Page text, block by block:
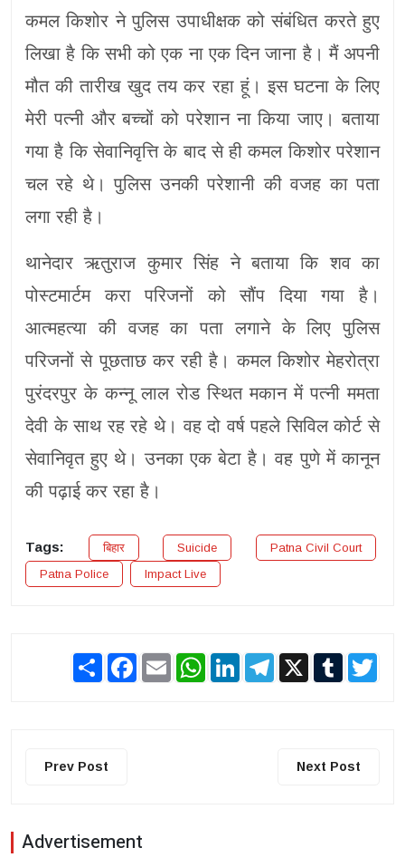
कमल किशोर ने पुलिस उपाधीक्षक को संबंधित करते हुए
लिखा है कि सभी को एक ना एक दिन जाना है। मैं अपनी
मौत की तारीख खुद तय कर रहा हूं। इस घटना के लिए
मेरी पत्नी और बच्चों को परेशान ना किया जाए। बताया
गया है कि सेवानिवृत्ति के बाद से ही कमल किशोर परेशान
चल रहे थे। पुलिस उनकी परेशानी की वजह का पता
लगा रही है।
थानेदार ऋतुराज कुमार सिंह ने बताया कि शव का
पोस्टमार्टम करा परिजनों को सौंप दिया गया है।
आत्महत्या की वजह का पता लगाने के लिए पुलिस
परिजनों से पूछताछ कर रही है। कमल किशोर मेहरोत्रा
पुरंदरपुर के कन्नू लाल रोड स्थित मकान में पत्नी ममता
देवी के साथ रह रहे थे। वह दो वर्ष पहले सिविल कोर्ट से
सेवानिवृत हुए थे। उनका एक बेटा है। वह पुणे में कानून
की पढ़ाई कर रहा है।
Tags: बिहार Suicide
Patna Civil Court
Patna Police
Impact Live
Share Facebook
Email WhatsAppLinkedInTelegram
X Tumblr
Prev Post Next Post
Advertisement